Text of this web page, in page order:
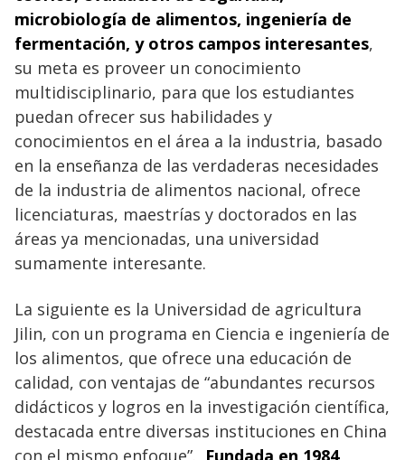
microbiología de alimentos, ingeniería de
fermentación, y otros campos interesantes,
su meta es proveer un conocimiento
multidisciplinario, para que los estudiantes
puedan ofrecer sus habilidades y
conocimientos en el área a la industria, basado
en la enseñanza de las verdaderas necesidades
de la industria de alimentos nacional, ofrece
licenciaturas, maestrías y doctorados en las
áreas ya mencionadas, una universidad
sumamente interesante.
La siguiente es la Universidad de agricultura
Jilin, con un programa en Ciencia e ingeniería de
los alimentos, que ofrece una educación de
calidad, con ventajas de “abundantes recursos
didácticos y logros en la investigación científica,
destacada entre diversas instituciones en China
con el mismo enfoque”. Fundada en 1984,